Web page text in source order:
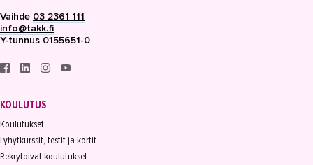
Vaihde 03 2361 111
info@takk.fi
Y-tunnus 0155651-0
KOULUTUS
Koulutukset
Lyhytkurssit, testit ja kortit
Rekrytoivat koulutukset